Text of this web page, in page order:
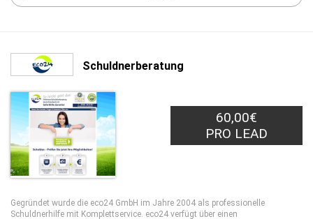
Schuldnerberatung
60,00€
PRO LEAD
Gegründet wurde die eco24 GmbH im Jahre 2004 als professionelle
Schuldnerhilfe mit Komplettservice. eco24 verfügt über einen